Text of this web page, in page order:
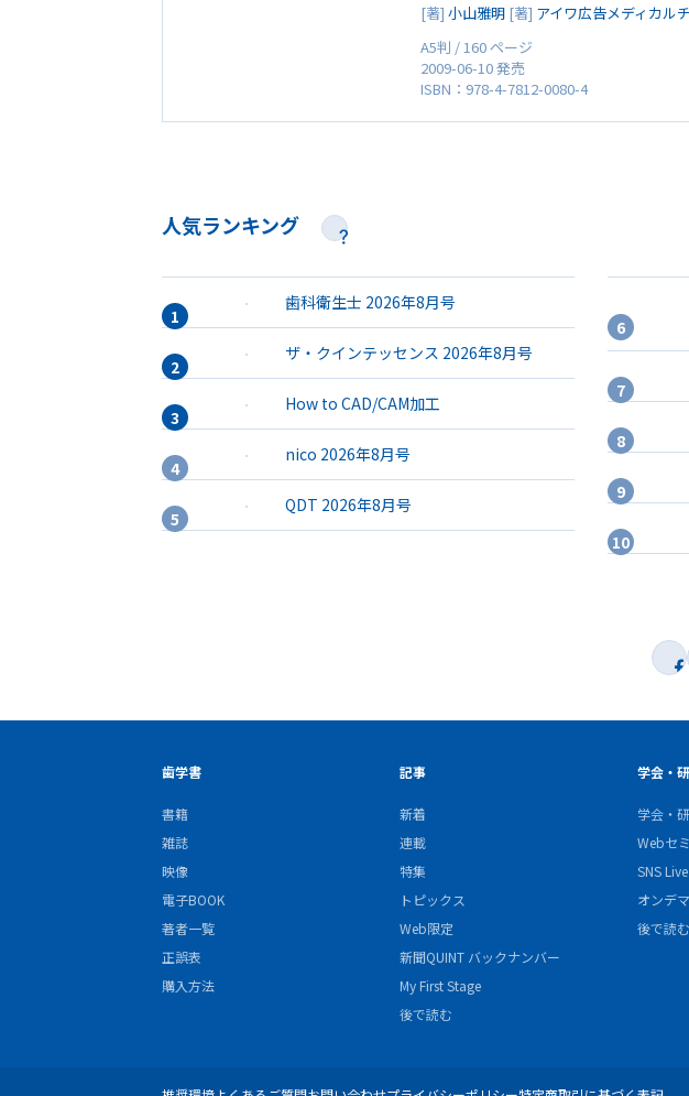
[著] 小山雅明 [著] アイワ広告メディカル
A5判 / 160 ページ
2009-06-10 発売
ISBN：978-4-7812-0080-4
人気ランキング
歯科衛生士 2026年8月号
ザ・クインテッセンス 2026年8月号
How to CAD/CAM加工
nico 2026年8月号
QDT 2026年8月号
歯学書
書籍
雑誌
映像
電子BOOK
著者一覧
正誤表
購入方法
記事
新着
連載
特集
トピックス
Web限定
新聞QUINT バックナンバー
My First Stage
後で読む
学会・
学会・
Webセ
SNS Live
オンデ
後で読む